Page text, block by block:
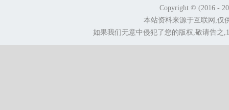
Copyright © (2016 -
本站资料来源于互联网,仅
如果我们无意中侵犯了您的版权,敬请告之